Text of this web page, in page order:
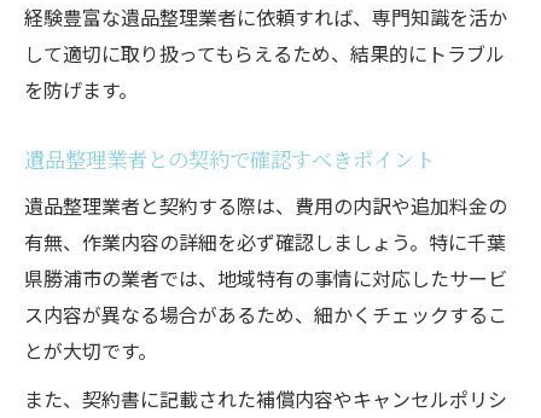
経験豊富な遺品整理業者に依頼すれば、専門知識を活か
して適切に取り扱ってもらえるため、結果的にトラブル
を防げます。
遺品整理業者との契約で確認すべきポイント
遺品整理業者と契約する際は、費用の内訳や追加料金の
有無、作業内容の詳細を必ず確認しましょう。特に千葉
県勝浦市の業者では、地域特有の事情に対応したサービ
ス内容が異なる場合があるため、細かくチェックするこ
とが大切です。
また、契約書に記載された補償内容やキャンセルポリシ